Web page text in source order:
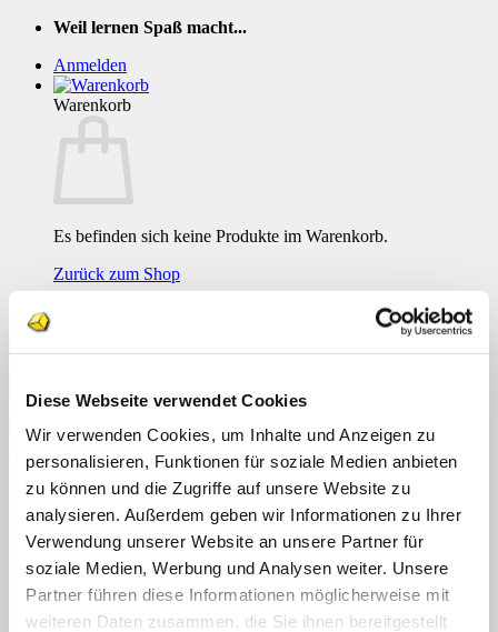
Diese Webseite verwendet Cookies
Wir verwenden Cookies, um Inhalte und Anzeigen zu
personalisieren, Funktionen für soziale Medien anbieten
zu können und die Zugriffe auf unsere Website zu
analysieren. Außerdem geben wir Informationen zu Ihrer
Verwendung unserer Website an unsere Partner für
soziale Medien, Werbung und Analysen weiter. Unsere
Partner führen diese Informationen möglicherweise mit
weiteren Daten zusammen, die Sie ihnen bereitgestellt
Zum
springen
Weil lernen Spaß macht...
Anmelden
Warenkorb
Es befinden sich keine Produkte im Warenkorb.
Zurück zum Shop
Menü
Home
Über uns
Shop
News
18
20. November 2020
Kommentare und Trackbacks sind derzeit geschlossen.
AGB Datenschutz Widerruf Versand & Lieferung Zahlungsweisen
Impressum